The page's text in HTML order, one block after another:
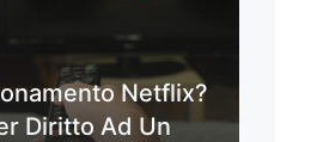
Netflix?
Diritto Ad Un